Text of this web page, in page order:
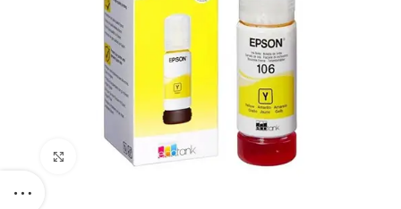
Click to enlarge